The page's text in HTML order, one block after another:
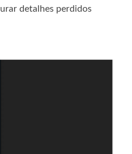
detalhes perdidos